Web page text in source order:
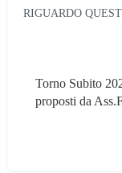
RIGUARDO
Torno Subito
proposti da